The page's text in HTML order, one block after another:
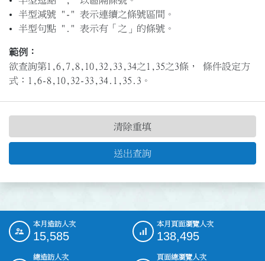
半型減號 "-" 表示連續之條號區間。
半型句點 "." 表示有「之」的條號。
範例：
欲查詢第1,6,7,8,10,32,33,34之1,35之3條， 條件設定方
式：1,6-8,10,32-33,34.1,35.3。
送出查詢
清除重填
::: 本月造訪人次
15,585
本月頁面瀏覽人次
138,495
總造訪人次
頁面總瀏覽人次